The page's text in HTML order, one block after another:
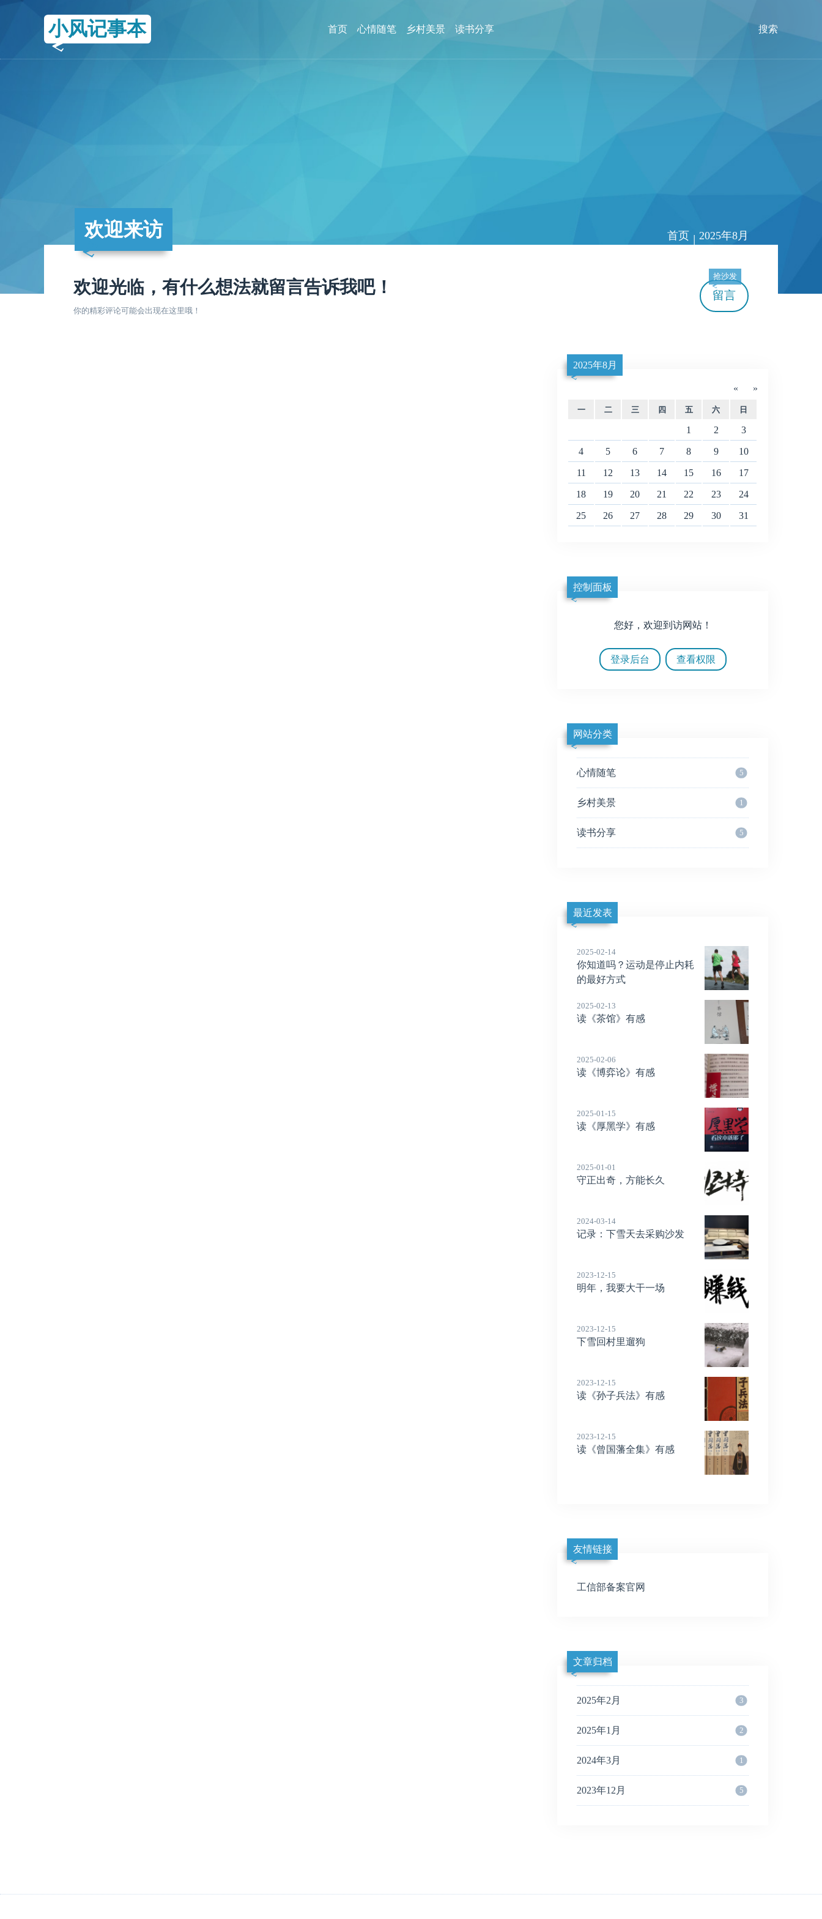
小风记事本 首页 心情随笔 乡村美景 读书分享 搜索
欢迎来访 首页 | 2025年8月
欢迎光临，有什么想法就留言告诉我吧！
你的精彩评论可能会出现在这里哦！
留言
抢沙发
«
2025年8月
»
一 二 三 四 五 六 日
1 2 3
4 5 6 7 8 9 10
11 12 13 14 15 16 17
18 19 20 21 22 23 24
25 26 27 28 29 30 31
控制面板
您好，欢迎到访网站！
登录后台 查看权限
网站分类
心情随笔 5
乡村美景 1
读书分享 5
最近发表
2025-02-14
你知道吗？运动是停止内耗
的最好方式
2025-02-13
读《茶馆》有感
2025-02-06
读《博弈论》有感
2025-01-15
读《厚黑学》有感
2025-01-01
守正出奇，方能长久
2024-03-14
记录：下雪天去采购沙发
2023-12-15
明年，我要大干一场
2023-12-15
下雪回村里遛狗
2023-12-15
读《孙子兵法》有感
2023-12-15
读《曾国藩全集》有感
友情链接
工信部备案官网
文章归档
2025年2月 3
2025年1月 2
2024年3月 1
2023年12月 5